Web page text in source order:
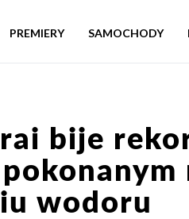
PREMIERY SAMOCHODY
bije
wodoru